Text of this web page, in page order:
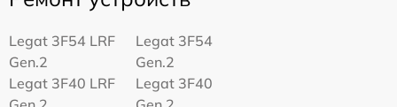
Legat 3F54 LRF
Gen.2
Legat 3F54
Gen.2
Legat 3F40 LRF
Legat 3F40